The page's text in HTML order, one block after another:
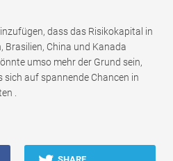
dass das Risikokapital in
Brasilien, China und Kanada
umso mehr der Grund sein,
auf spannende Chancen in
.